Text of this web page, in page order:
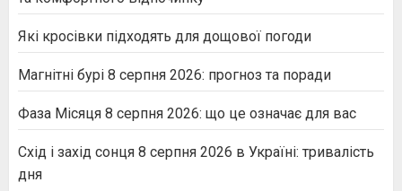
Які кросівки підходять для дощової погоди
Магнітні бурі 8 серпня 2026: прогноз та поради
Фаза Місяця 8 серпня 2026: що це означає для вас
Схід і захід сонця 8 серпня 2026 в Україні: тривалість
дня